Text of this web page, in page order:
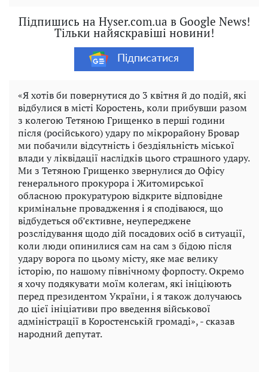
Підпишись на Hyser.com.ua в Google News!
Тільки найяскравіші новини!
Підписатися
«Я хотів би повернутися до 3 квітня й до подій, які
відбулися в місті Коростень, коли прибувши разом
з колегою Тетяною Грищенко в перші години
після (російського) удару по мікрорайону Бровар
ми побачили відсутність і бездіяльність міської
влади у ліквідації наслідків цього страшного удару.
Ми з Тетяною Грищенко звернулися до Офісу
генерального прокурора і Житомирської
обласною прокуратурою відкрите відповідне
кримінальне провадження і я сподіваюся, що
відбудеться об’єктивне, неупереджене
розслідування щодо дій посадових осіб в ситуації,
коли люди опинилися сам на сам з бідою після
удару ворога по цьому місту, яке має велику
історію, по нашому північному форпосту. Окремо
я хочу подякувати моїм колегам, які ініціюють
перед президентом України, і я також долучаюсь
до цієї ініціативи про введення військової
адміністрації в Коростенській громаді», - сказав
народний депутат.